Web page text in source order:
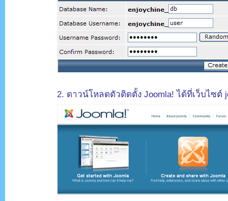
2. ดาวน์โหลดตัวติดตั้ง Joomla! ได้ที่เว็บไซต์